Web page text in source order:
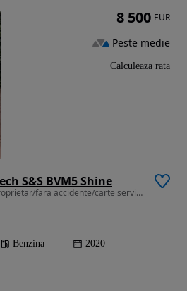
S&S BVM5 Shine
1199 cm3 • 83 CP • Primul proprietar/fara accidente/carte service/revizii reprezentanta
Benzina 2020
8 500 EUR
Peste medie
Calculeaza rata